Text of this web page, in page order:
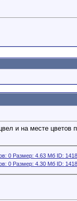
и на месте цветов